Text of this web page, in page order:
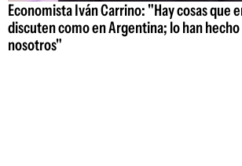
Economista Iván Carrino: "Hay cosas que
discuten como en Argentina; lo han
nosotros"